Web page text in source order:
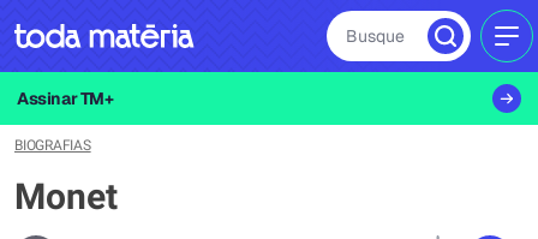
Busque
Assinar TM+
BIOGRAFIAS
Monet